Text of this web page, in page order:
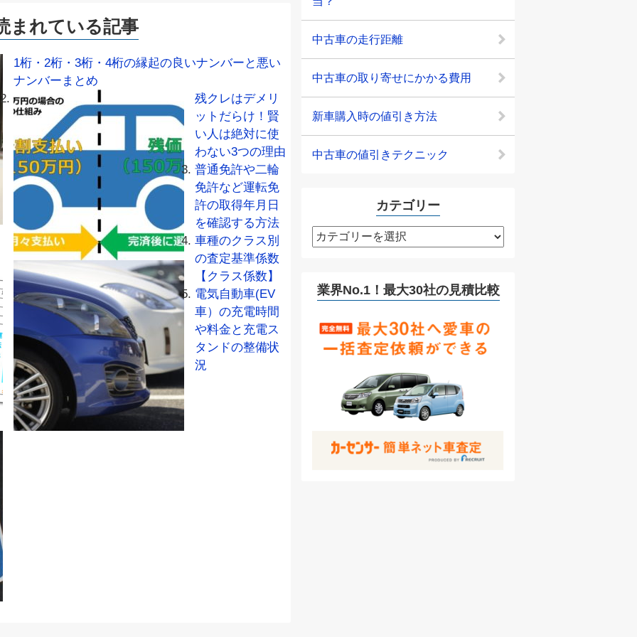
まれている記事
1桁・2桁・3桁・4桁の縁起の良いナンバーと悪い
ナンバーまとめ
残クレはデメリ
ットだらけ！賢
い人は絶対に使
わない3つの理由
普通免許や二輪
免許など運転免
許の取得年月日
を確認する方法
車種のクラス別
の査定基準係数
【クラス係数】
電気自動車(EV
車）の充電時間
や料金と充電ス
タンドの整備状
況
中古車の走行距離
中古車の取り寄せにかかる費用
新車購入時の値引き方法
中古車の値引きテクニック
カテゴリー
カ
テ
リ
ー
業界No.1！最大30社の見積比較